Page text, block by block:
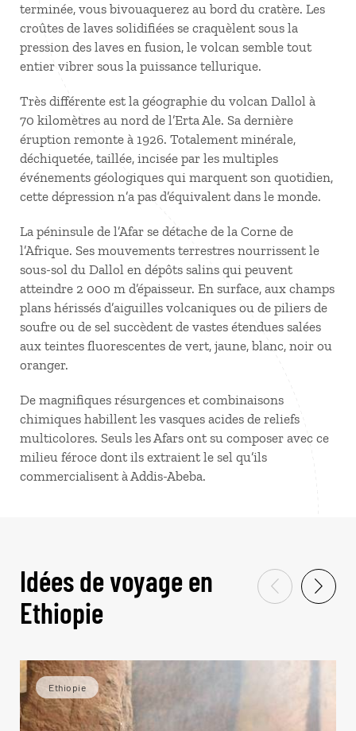
terminée, vous bivouaquerez au bord du cratère. Les
croûtes de laves solidifiées se craquèlent sous la
pression des laves en fusion, le volcan semble tout
entier vibrer sous la puissance tellurique.
Très différente est la géographie du volcan Dallol à
70 kilomètres au nord de l’Erta Ale. Sa dernière
éruption remonte à 1926. Totalement minérale,
déchiquetée, taillée, incisée par les multiples
événements géologiques qui marquent son quotidien,
cette dépression n’a pas d’équivalent dans le monde.
La péninsule de l’Afar se détache de la Corne de
l’Afrique. Ses mouvements terrestres nourrissent le
sous-sol du Dallol en dépôts salins qui peuvent
atteindre 2 000 m d’épaisseur. En surface, aux champs
plans hérissés d’aiguilles volcaniques ou de piliers de
soufre ou de sel succèdent de vastes étendues salées
aux teintes fluorescentes de vert, jaune, blanc, noir ou
oranger.
De magnifiques résurgences et combinaisons
chimiques habillent les vasques acides de reliefs
multicolores. Seuls les Afars ont su composer avec ce
milieu féroce dont ils extraient le sel qu’ils
commercialisent à Addis-Abeba.
Idées de voyage en
Ethiopie
Ethiopie